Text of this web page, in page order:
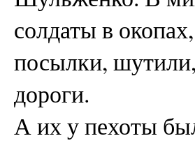
солдаты в
посылки,
дороги.
А их у пехоты